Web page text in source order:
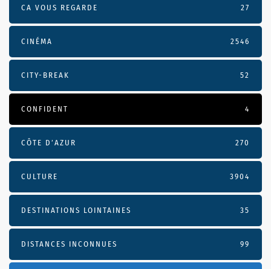
CA VOUS REGARDE 27
CINÉMA 2546
CITY-BREAK 52
CONFIDENT 4
CÔTE D’AZUR 270
CULTURE 3904
DESTINATIONS LOINTAINES 35
DISTANCES INCONNUES 99